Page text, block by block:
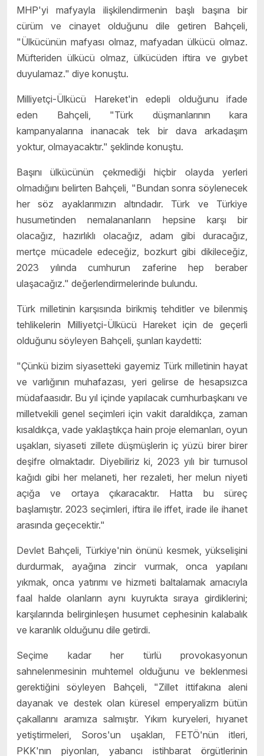
MHP'yi mafyayla ilişkilendirmenin başlı başına bir
cürüm ve cinayet olduğunu dile getiren Bahçeli,
"Ülkücünün mafyası olmaz, mafyadan ülkücü olmaz.
Müfteriden ülkücü olmaz, ülkücüden iftira ve gıybet
duyulamaz." diye konuştu.
Milliyetçi-Ülkücü Hareket'in edepli olduğunu ifade
eden Bahçeli, "Türk düşmanlarının kara
kampanyalarına inanacak tek bir dava arkadaşım
yoktur, olmayacaktır." şeklinde konuştu.
Başını ülkücünün çekmediği hiçbir olayda yerleri
olmadığını belirten Bahçeli, "Bundan sonra söylenecek
her söz ayaklarımızın altındadır. Türk ve Türkiye
husumetinden nemalananların hepsine karşı bir
olacağız, hazırlıklı olacağız, adam gibi duracağız,
mertçe mücadele edeceğiz, bozkurt gibi dikileceğiz,
2023 yılında cumhurun zaferine hep beraber
ulaşacağız." değerlendirmelerinde bulundu.
Türk milletinin karşısında birikmiş tehditler ve bilenmiş
tehlikelerin Milliyetçi-Ülkücü Hareket için de geçerli
olduğunu söyleyen Bahçeli, şunları kaydetti:
"Çünkü bizim siyasetteki gayemiz Türk milletinin hayat
ve varlığının muhafazası, yeri gelirse de hesapsızca
müdafaasıdır. Bu yıl içinde yapılacak cumhurbaşkanı ve
milletvekili genel seçimleri için vakit daraldıkça, zaman
kısaldıkça, vade yaklaştıkça hain proje elemanları, oyun
uşakları, siyaseti zillete düşmüşlerin iç yüzü birer birer
deşifre olmaktadır. Diyebiliriz ki, 2023 yılı bir turnusol
kağıdı gibi her melaneti, her rezaleti, her melun niyeti
açığa ve ortaya çıkaracaktır. Hatta bu süreç
başlamıştır. 2023 seçimleri, iftira ile iffet, irade ile ihanet
arasında geçecektir."
Devlet Bahçeli, Türkiye'nin önünü kesmek, yükselişini
durdurmak, ayağına zincir vurmak, onca yapılanı
yıkmak, onca yatırımı ve hizmeti baltalamak amacıyla
faal halde olanların aynı kuyrukta sıraya girdiklerini;
karşılarında belirginleşen husumet cephesinin kalabalık
ve karanlık olduğunu dile getirdi.
Seçime kadar her türlü provokasyonun
sahnelenmesinin muhtemel olduğunu ve beklenmesi
gerektiğini söyleyen Bahçeli, "Zillet ittifakına aleni
dayanak ve destek olan küresel emperyalizm bütün
çakallarını aramıza salmıştır. Yıkım kuryeleri, hıyanet
yetiştirmeleri, Soros'un uşakları, FETÖ'nün itleri,
PKK'nın piyonları, yabancı istihbarat örgütlerinin